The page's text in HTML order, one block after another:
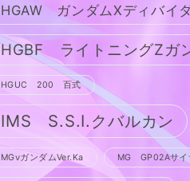
HGAW ガンダムXディバイ
HGBF ライトニングZガ
HGUC 200 百式
IMS S.S.I.クバルカン
MGνガンダムVer.Ka MG GP02Aサイ